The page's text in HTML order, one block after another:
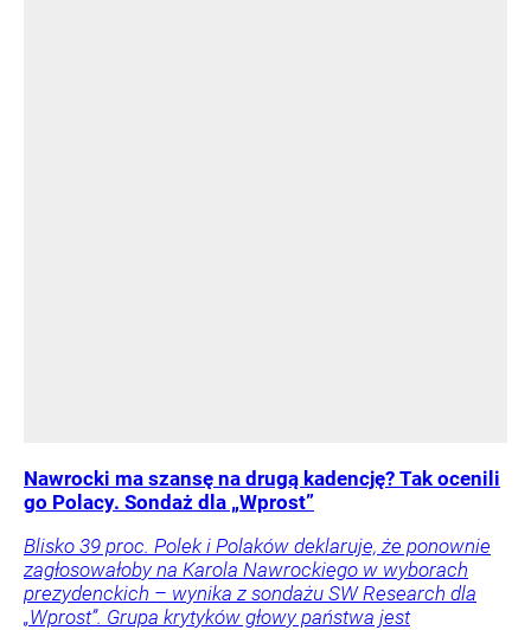
Nawrocki ma szansę na drugą kadencję? Tak ocenili
go Polacy. Sondaż dla „Wprost”
Blisko 39 proc. Polek i Polaków deklaruje, że ponownie
zagłosowałoby na Karola Nawrockiego w wyborach
prezydenckich – wynika z sondażu SW Research dla
„Wprost”. Grupa krytyków głowy państwa jest